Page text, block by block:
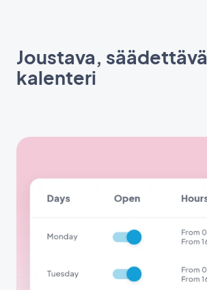
Joustava, säädettävä
kalenteri